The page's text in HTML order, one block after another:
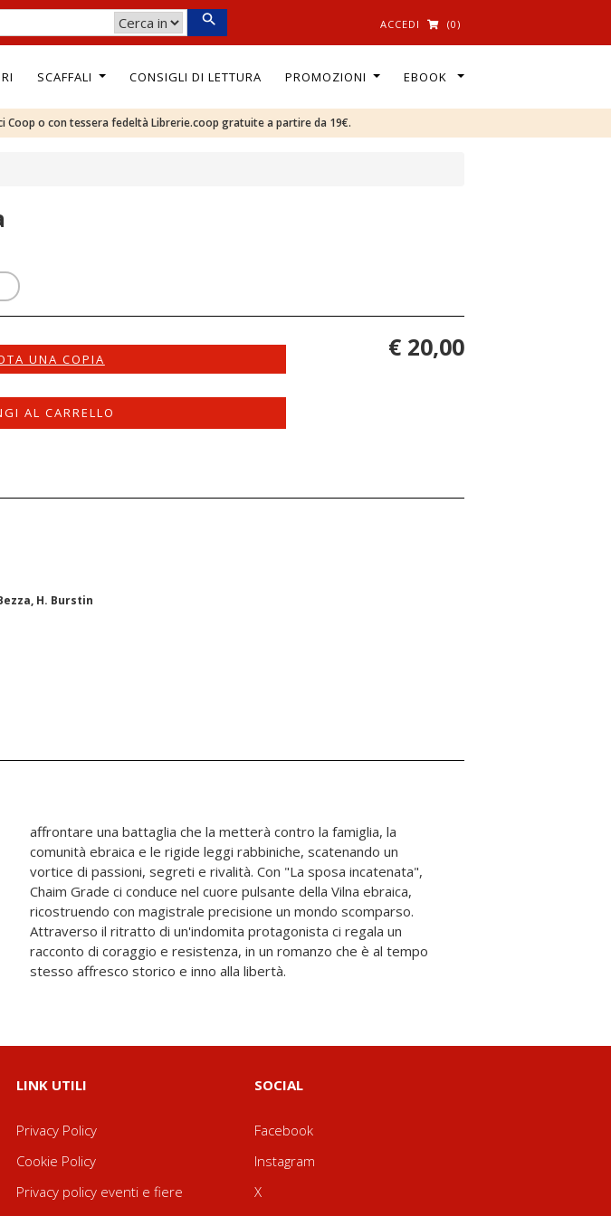
ACCEDI (0)
SCAFFALI CONSIGLI DI LETTURA PROMOZIONI EBOOK
Coop o con tessera fedeltà Librerie.coop gratuite a partire da 19€.
UNA COPIA
AL CARRELLO
€ 20,00
H. Burstin
stesso affresco storico e inno alla libertà.
LINK UTILI
Privacy Policy
Cookie Policy
Privacy policy eventi e fiere
SOCIAL
Facebook
Instagram
X